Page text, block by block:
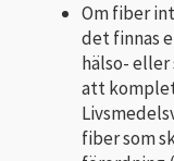
Om fiber
det finnas
hälso-
att
fiber som